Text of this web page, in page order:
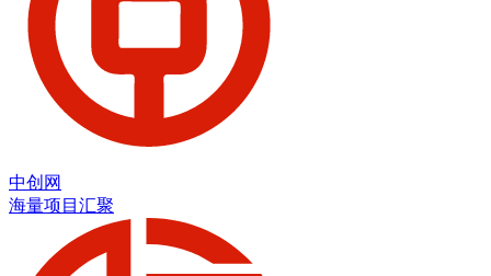
中创网
海量项目汇聚